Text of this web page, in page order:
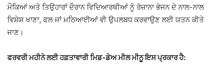
ਮੌਕਿਆਂ ਅਤੇ ਤਿਉਹਾਰਾਂ ਦੌਰਾਨ ਵਿਦਿਆਰਥੀਆਂ ਨੂੰ ਰੋਜ਼ਾਨਾ ਭੋਜਨ ਦੇ ਨਾਲ-ਨਾਲ
ਵਿਸ਼ੇਸ਼ ਖਾਣਾ, ਫਲ ਜਾਂ ਮਠਿਆਈਆਂ ਵੀ ਉਪਲਬਧ ਕਰਵਾਉਣ ਲਈ ਯਤਨ ਕੀਤੇ
ਜਾਣ।
ਫਰਵਰੀ ਮਹੀਨੇ ਲਈ ਹਫ਼ਤਾਵਾਰੀ ਮਿਡ-ਡੇਅ ਮੀਲ ਮੀਨੂ ਇਸ ਪ੍ਰਕਾਰ ਹੈ: